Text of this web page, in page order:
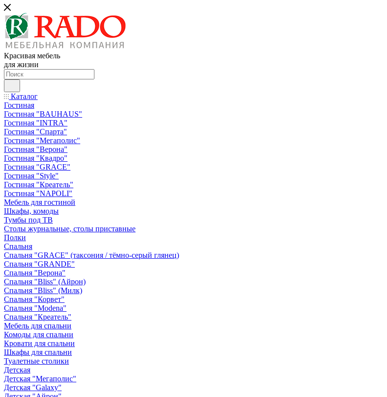
Красивая мебель
для жизни
Каталог
Гостиная
Гостиная "BAUHAUS"
Гостиная "INTRA"
Гостиная "Спарта"
Гостиная "Мегаполис"
Гостиная "Верона"
Гостиная "Квадро"
Гостиная "GRACE"
Гостиная "Style"
Гостиная "Креатель"
Гостиная "NAPOLI"
Мебель для гостиной
Шкафы, комоды
Тумбы под ТВ
Столы журнальные, столы приставные
Полки
Спальня
Спальня "GRACE" (таксония / тёмно-серый глянец)
Спальня "GRANDE"
Спальня "Верона"
Спальня "Bliss" (Айрон)
Спальня "Bliss" (Милк)
Спальня "Корвет"
Спальня "Modena"
Спальня "Креатель"
Мебель для спальни
Комоды для спальни
Кровати для спальни
Шкафы для спальни
Туалетные столики
Детская
Детская "Мегаполис"
Детская "Galaxy"